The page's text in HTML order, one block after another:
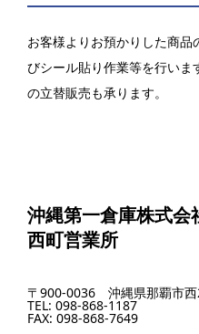
お客様よりお預かりした商品
びシール貼り作業等を行いま
の立替販売も承ります。
沖縄第一倉庫株式会
西町営業所
〒900-0036 沖縄県那覇市
TEL: 098-868-1187
FAX: 098-868-7649